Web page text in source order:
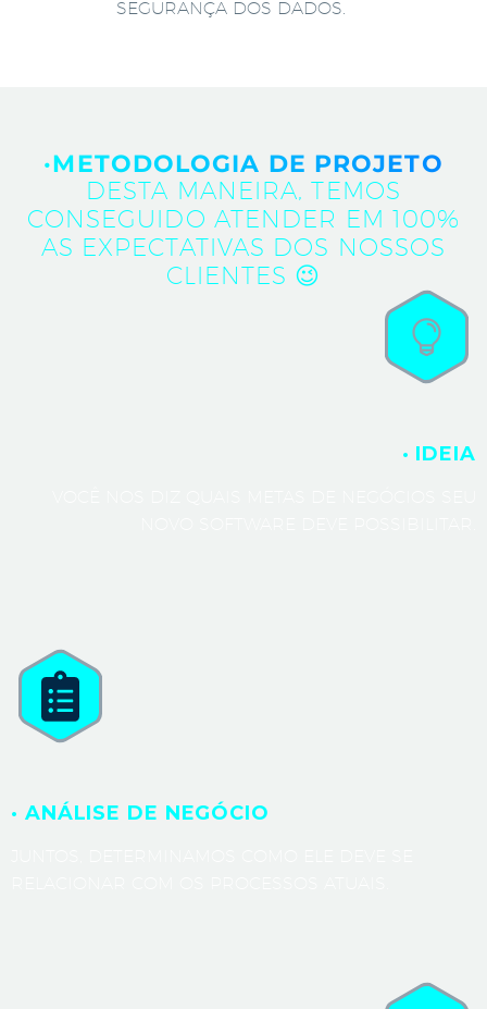
SEGURANÇA DOS DADOS.
·METODOLOGIA DE PROJETO
DESTA MANEIRA, TEMOS
CONSEGUIDO ATENDER EM 100%
AS EXPECTATIVAS DOS NOSSOS
CLIENTES 😉
· IDEIA
· ANÁLISE DE NEGÓCIO